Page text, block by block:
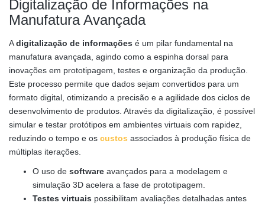
Digitalização de Informações na
Manufatura Avançada
Adigitalização de informações é um pilar fundamental na
manufatura avançada, agindo como a espinha dorsal para
inovações em prototipagem, testes e organização da produção.
Este processo permite que dados sejam convertidos para um
formato digital, otimizando a precisão e a agilidade dos ciclos de
desenvolvimento de produtos. Através da digitalização, é possível
simular e testar protótipos em ambientes virtuais com rapidez,
reduzindo o tempo e os custos associados à produção física de
múltiplas iterações.
O uso de software avançados para a modelagem e
simulação 3D acelera a fase de prototipagem.
Testes virtuais possibilitam avaliações detalhadas antes